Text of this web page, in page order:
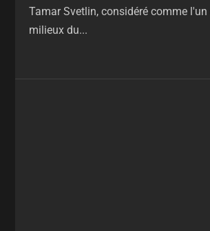
Tamar Svetlin, considéré comme
milieux du...